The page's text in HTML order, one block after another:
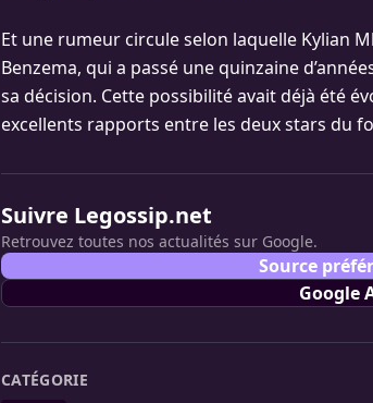
Et une rumeur circule selon laquelle Kylian
Benzema, qui a passé une quinzaine
sa décision. Cette possibilité avait déjà été
excellents rapports entre les deux stars du
Suivre Legossip.net
Retrouvez toutes nos actualités sur Google.
Source
Google
CATÉGORIE